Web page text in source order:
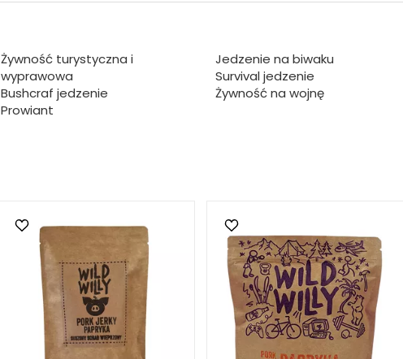
Żywność turystyczna i
wyprawowa
Bushcraf jedzenie
Prowiant
Jedzenie na biwaku
Survival jedzenie
Żywność na wojnę